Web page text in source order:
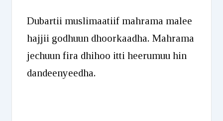
Dubartii muslimaatiif mahrama malee
hajjii godhuun dhoorkaadha. Mahrama
jechuun fira dhihoo itti heerumuu hin
dandeenyeedha.